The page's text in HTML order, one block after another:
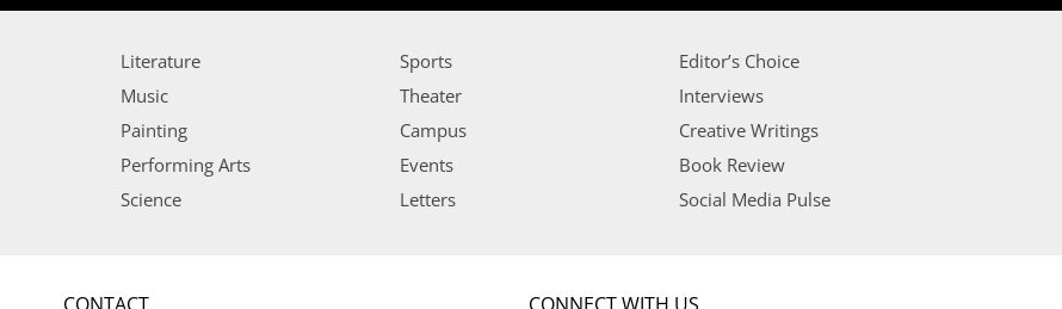
Literature
Music
Painting
Performing Arts
Science
Sports
Theater
Campus
Events
Letters
Editor’s Choice
Interviews
Creative Writings
Book Review
Social Media Pulse